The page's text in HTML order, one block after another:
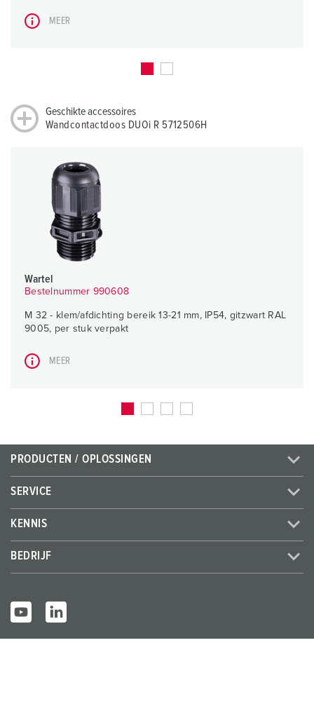
MEER
Geschikte accessoires
Wandcontactdoos DUOi R 5712506H
Wartel
Bestelnummer 990608
M 32 - klem/afdichting bereik 13-21 mm, IP54, gitzwart RAL
9005, per stuk verpakt
MEER
PRODUCTEN / OPLOSSINGEN
SERVICE
KENNIS
BEDRIJF